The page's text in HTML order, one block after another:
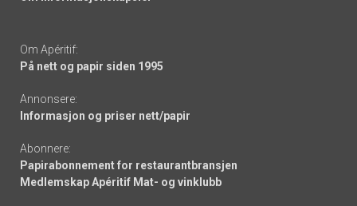
Om Apéritif:
På nett og papir siden 1995
Annonsere:
Informasjon og priser nett/papir
Abonnere:
Papirabonnement for restaurantbransjen
Medlemskap Apéritif Mat- og vinklubb